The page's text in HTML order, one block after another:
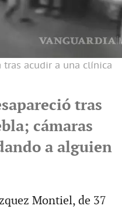
tras acudir a una clínica
tras
cámaras
a alguien
Montiel, de 37